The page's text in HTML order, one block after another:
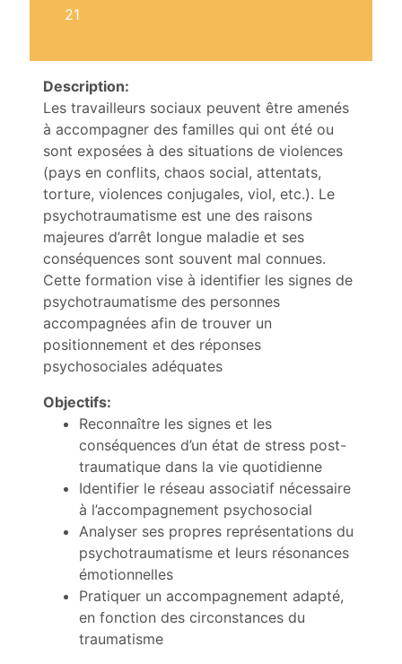
21
Description:
Les travailleurs sociaux peuvent être amenés
à accompagner des familles qui ont été ou
sont exposées à des situations de violences
(pays en conflits, chaos social, attentats,
torture, violences conjugales, viol, etc.). Le
psychotraumatisme est une des raisons
majeures d’arrêt longue maladie et ses
conséquences sont souvent mal connues.
Cette formation vise à identifier les signes de
psychotraumatisme des personnes
accompagnées afin de trouver un
positionnement et des réponses
psychosociales adéquates
Objectifs:
Reconnaître les signes et les
conséquences d’un état de stress post-
traumatique dans la vie quotidienne
Identifier le réseau associatif nécessaire
à l’accompagnement psychosocial
Analyser ses propres représentations du
psychotraumatisme et leurs résonances
émotionnelles
Pratiquer un accompagnement adapté,
en fonction des circonstances du
traumatisme